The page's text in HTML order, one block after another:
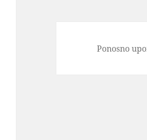
Ponosno